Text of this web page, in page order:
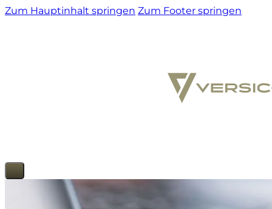
Zum Hauptinhalt springen Zum Footer springen